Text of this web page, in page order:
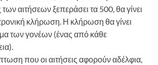
αιτήσεων ξεπεράσει τα 500, θα γίνει
κλήρωση. Η κλήρωση θα γίνει
των γονέων (ένας από κάθε
που οι αιτήσεις αφορούν αδέλφια,